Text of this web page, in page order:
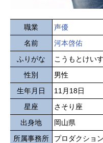
職業
声優
名前
河本啓佑
ふりがな
こうもとけい
性別
男性
生年月日
11月18日
星座
さそり座
出身地
岡山県
所属事務所
プロダクショ